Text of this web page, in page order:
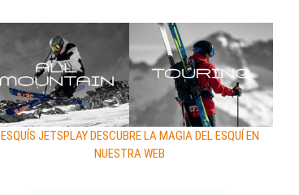
ESQUÍS JETSPLAY DESCUBRE LA MAGIA DEL ESQUÍ EN
NUESTRA WEB